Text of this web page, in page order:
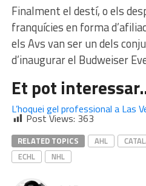
Finalment el destí, o els
franquícies en forma
els Avs van ser un dels
d’inaugurar el Budweiser
Et pot
L’hoquei gel professional a Las
Post Views: 363
RELATED TOPICS AHL
ECHL
NHL